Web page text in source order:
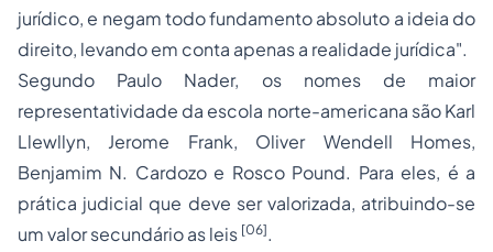
jurídico, e negam todo fundamento absoluto a ideia do
direito, levando em conta apenas a realidade jurídica".
Segundo Paulo Nader, os nomes de maior
representatividade da escola norte-americana são Karl
Llewllyn, Jerome Frank, Oliver Wendell Homes,
Benjamim N. Cardozo e Rosco Pound. Para eles, é a
prática judicial que deve ser valorizada, atribuindo-se
um valor secundário as leis [06].